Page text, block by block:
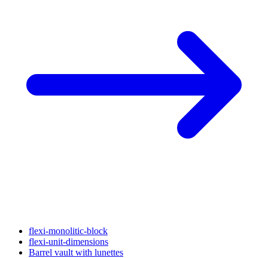
flexi-monolitic-block
flexi-unit-dimensions
Barrel vault with lunettes